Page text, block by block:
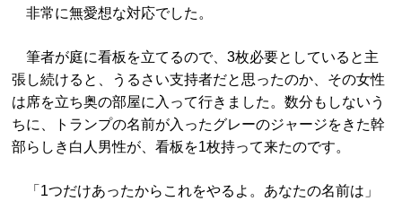
非常に無愛想な対応でした。
筆者が庭に看板を立てるので、3枚必要としていると主
張し続けると、うるさい支持者だと思ったのか、その女性
は席を立ち奥の部屋に入って行きました。数分もしないう
ちに、トランプの名前が入ったグレーのジャージをきた幹
部らしき白人男性が、看板を1枚持って来たのです。
「1つだけあったからこれをやるよ。あなたの名前は」